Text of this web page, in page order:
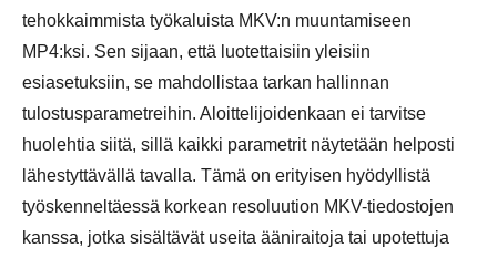
tehokkaimmista työkaluista MKV:n muuntamiseen
MP4:ksi. Sen sijaan, että luotettaisiin yleisiin
esiasetuksiin, se mahdollistaa tarkan hallinnan
tulostusparametreihin. Aloittelijoidenkaan ei tarvitse
huolehtia siitä, sillä kaikki parametrit näytetään helposti
lähestyttävällä tavalla. Tämä on erityisen hyödyllistä
työskenneltäessä korkean resoluution MKV-tiedostojen
kanssa, jotka sisältävät useita ääniraitoja tai upotettuja